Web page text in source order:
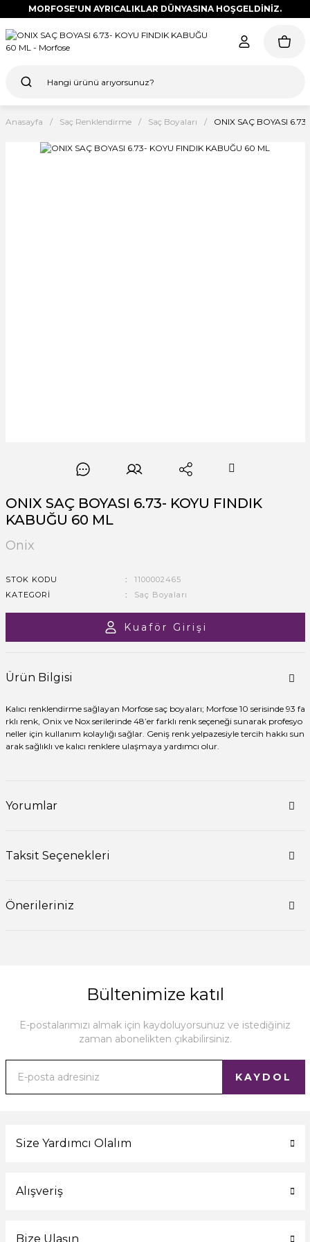
MORFOSE'UN AYRICALIKLAR DÜNYASINA HOŞGELDİNİZ.
Anasayfa Saç Renklendirme Saç Boyaları ONIX SAÇ BOYASI
ONIX SAÇ BOYASI 6.73- KOYU FINDIK
KABUĞU 60 ML
Onix
STOK KODU
1100002465
KATEGORI
Saç Boyaları
Kuaför Girişi
Ürün Bilgisi
Kalıcı renklendirme sağlayan Morfose saç boyaları; Morfose 10 serisinde 93 fa
rklı renk, Onix ve Nox serilerinde 48’er farklı renk seçeneği sunarak profesyo
neller için kullanım kolaylığı sağlar. Geniş renk yelpazesiyle tercih hakkı sun
arak sağlıklı ve kalıcı renklere ulaşmaya yardımcı olur.
Yorumlar
Taksit Seçenekleri
Önerileriniz
Bültenimize katıl
E-postalarımızı almak için kaydoluyorsunuz ve istediğiniz
zaman abonelikten çıkabilirsiniz.
KAYDOL
Size Yardımcı Olalım
Alışveriş
Bize Ulaşın